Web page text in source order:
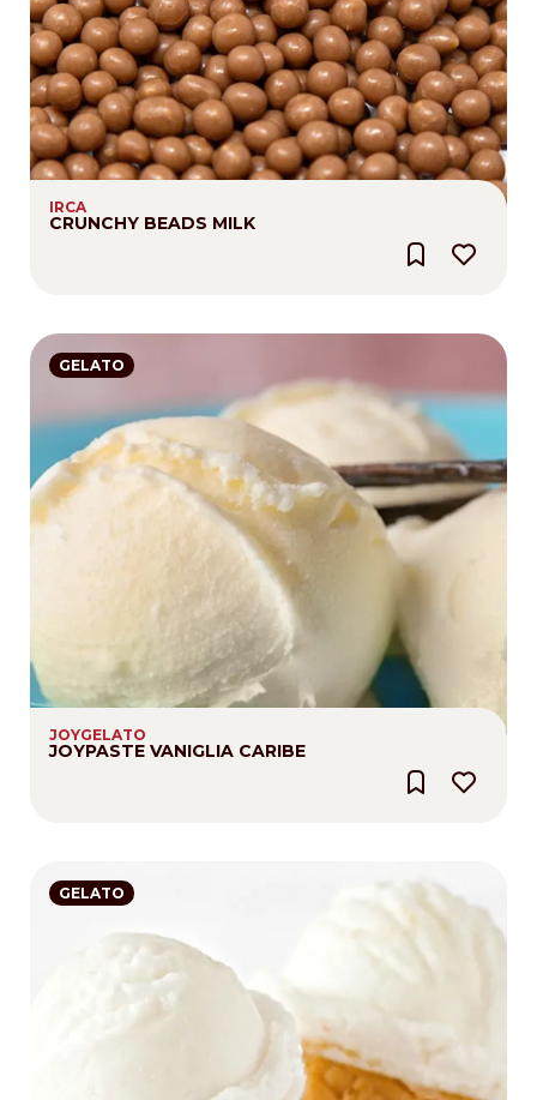
IRCA
CRUNCHY BEADS MILK
GELATO
JOYGELATO
JOYPASTE VANIGLIA CARIBE
GELATO